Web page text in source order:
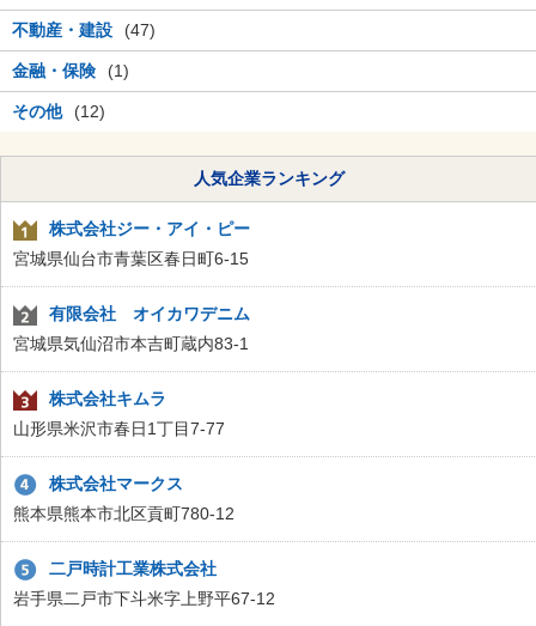
不動産・建設 (47)
金融・保険 (1)
その他 (12)
人気企業ランキング
株式会社ジー・アイ・ピー
宮城県仙台市青葉区春日町6-15
有限会社 オイカワデニム
宮城県気仙沼市本吉町蔵内83-1
株式会社キムラ
山形県米沢市春日1丁目7-77
株式会社マークス
熊本県熊本市北区貢町780-12
二戸時計工業株式会社
岩手県二戸市下斗米字上野平67-12